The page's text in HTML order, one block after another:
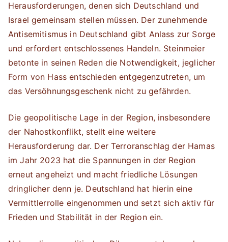
Herausforderungen, denen sich Deutschland und
Israel gemeinsam stellen müssen. Der zunehmende
Antisemitismus in Deutschland gibt Anlass zur Sorge
und erfordert entschlossenes Handeln. Steinmeier
betonte in seinen Reden die Notwendigkeit, jeglicher
Form von Hass entschieden entgegenzutreten, um
das Versöhnungsgeschenk nicht zu gefährden.
Die geopolitische Lage in der Region, insbesondere
der Nahostkonflikt, stellt eine weitere
Herausforderung dar. Der Terroranschlag der Hamas
im Jahr 2023 hat die Spannungen in der Region
erneut angeheizt und macht friedliche Lösungen
dringlicher denn je. Deutschland hat hierin eine
Vermittlerrolle eingenommen und setzt sich aktiv für
Frieden und Stabilität in der Region ein.